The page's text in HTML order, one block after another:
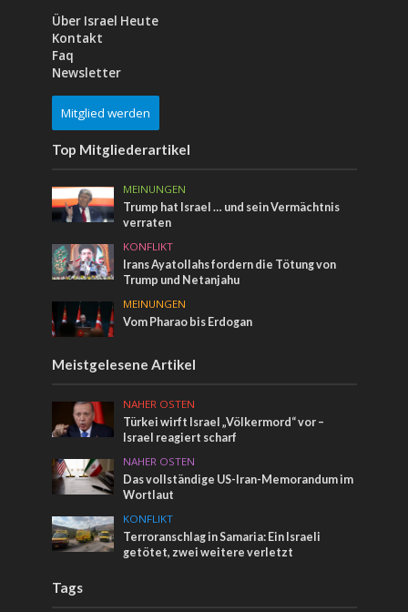
Über Israel Heute
Kontakt
Faq
Newsletter
Mitglied werden
Top Mitgliederartikel
MEINUNGEN
Trump hat Israel … und sein Vermächtnis
verraten
KONFLIKT
Irans Ayatollahs fordern die Tötung von
Trump und Netanjahu
MEINUNGEN
Vom Pharao bis Erdogan
Meistgelesene Artikel
NAHER OSTEN
Türkei wirft Israel „Völkermord“ vor –
Israel reagiert scharf
NAHER OSTEN
Das vollständige US-Iran-Memorandum im
Wortlaut
KONFLIKT
Terroranschlag in Samaria: Ein Israeli
getötet, zwei weitere verletzt
Tags